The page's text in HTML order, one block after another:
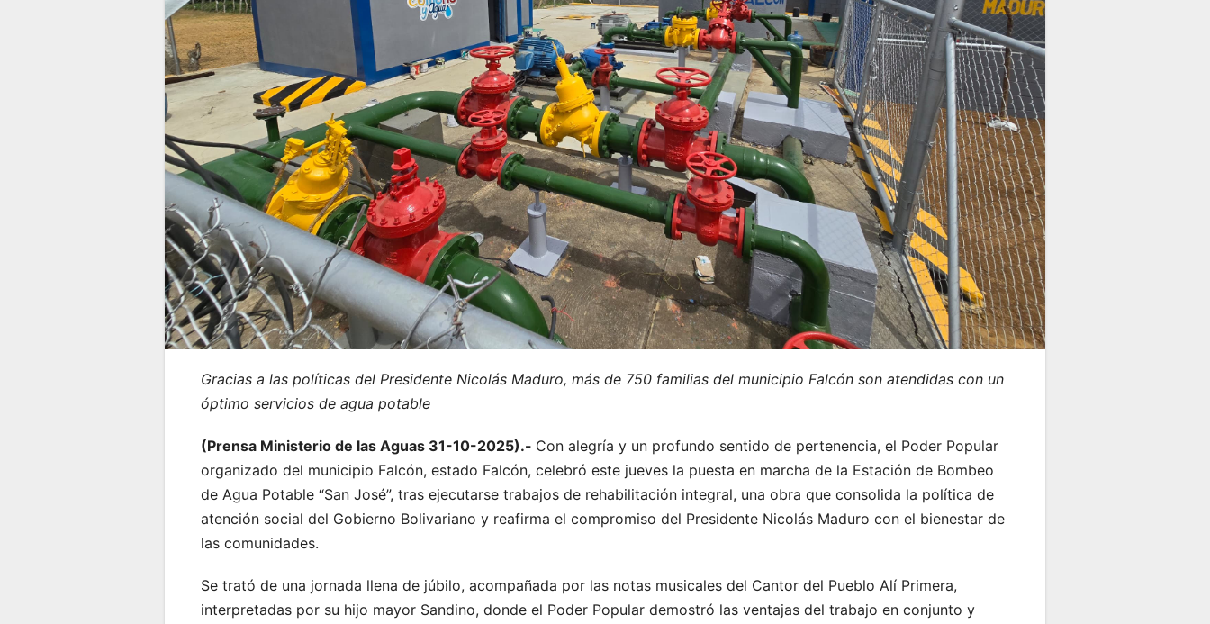
Gracias a las políticas del Presidente Nicolás Maduro, más de 750 familias del municipio Falcón son atendidas con un
óptimo servicios de agua potable
(Prensa Ministerio de las Aguas 31-10-2025).- Con alegría y un profundo sentido de pertenencia, el Poder Popular
organizado del municipio Falcón, estado Falcón, celebró este jueves la puesta en marcha de la Estación de Bombeo
de Agua Potable “San José”, tras ejecutarse trabajos de rehabilitación integral, una obra que consolida la política de
atención social del Gobierno Bolivariano y reafirma el compromiso del Presidente Nicolás Maduro con el bienestar de
las comunidades.
Se trató de una jornada llena de júbilo, acompañada por las notas musicales del Cantor del Pueblo Alí Primera,
interpretadas por su hijo mayor Sandino, donde el Poder Popular demostró las ventajas del trabajo en conjunto y